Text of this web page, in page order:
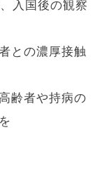
入国後の観察
との濃厚接触
齢者や持病の